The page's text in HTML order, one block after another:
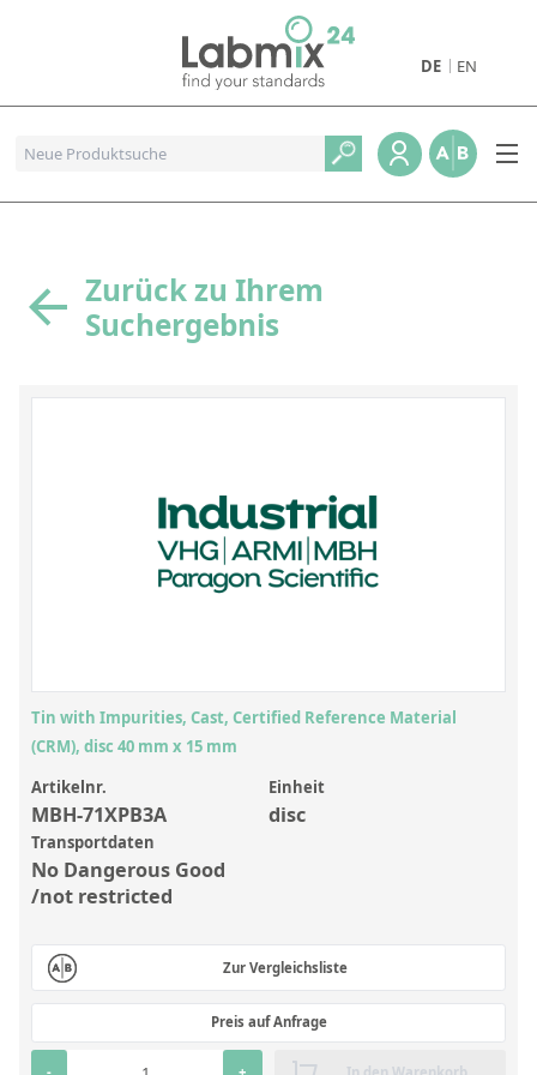
DE EN
Referenzstandards für die Industrie und Geologie
Referenzstandards für die Umweltanalytik
Organische Referenzstandards
Anorganische Referenzstandards
Laborvergleichsuntersuchungen (LVU/PT)
Custom-Made
Übersicht: Kundenspezifische Standards
Anorganische wässrige Kundenmischungen
Organische Analyten | Rückstandsanalytik
Metallstandards | Setting Up Samples (SUS)
Kundenspezifische Polymerstandards
Pharmazeutische und organische Kundensynthesen
Zurück zu Ihrem
Suchergebnis
Tin with Impurities, Cast, Certified Reference Material
(CRM), disc 40 mm x 15 mm
Artikelnr.
MBH-71XPB3A
Einheit
disc
Transportdaten
No Dangerous Good
/not restricted
Zur Vergleichsliste
Preis auf Anfrage